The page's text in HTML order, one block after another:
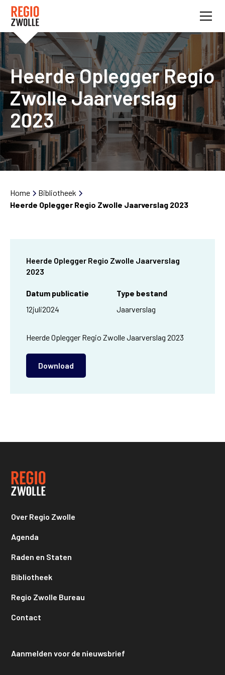
Heerde Oplegger Regio
Zwolle Jaarverslag
2023
Home
Bibliotheek
Heerde Oplegger Regio Zwolle Jaarverslag 2023
Heerde Oplegger Regio Zwolle Jaarverslag
2023
Datum publicatie
12juli2024
Type bestand
Jaarverslag
Heerde Oplegger Regio Zwolle Jaarverslag 2023
Download
Over Regio Zwolle
Agenda
Raden en Staten
Bibliotheek
Regio Zwolle Bureau
Contact
Aanmelden voor de nieuwsbrief